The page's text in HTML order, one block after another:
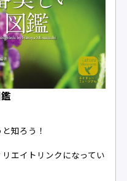
知ろう！
エイトリンクになってい